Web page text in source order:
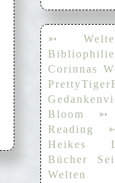
➳
Corinnas
Bloom
➳
Reading
Heikes
Bücher
Welten